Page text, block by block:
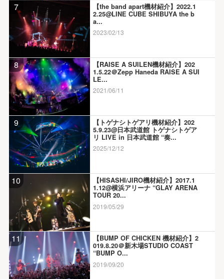
7
【the band apart機材紹介】2022.1
2.25@LINE CUBE SHIBUYA the b
a...
2023/02/13
8
【RAISE A SUILEN機材紹介】202
1.5.22＠Zepp Haneda RAISE A SUI
LE...
2021/06/11
9
【トゲナシトゲアリ機材紹介】202
5.9.23@日本武道館 トゲナシトゲア
リ LIVE in 日本武道館 “奏...
2025/12/12
10
【HISASHI/JIRO機材紹介】2017.1
1.12@横浜アリーナ “GLAY ARENA
TOUR 20...
2019/05/29
11
【BUMP OF CHICKEN 機材紹介】2
019.8.20＠新木場STUDIO COAST
“BUMP O...
2019/09/20